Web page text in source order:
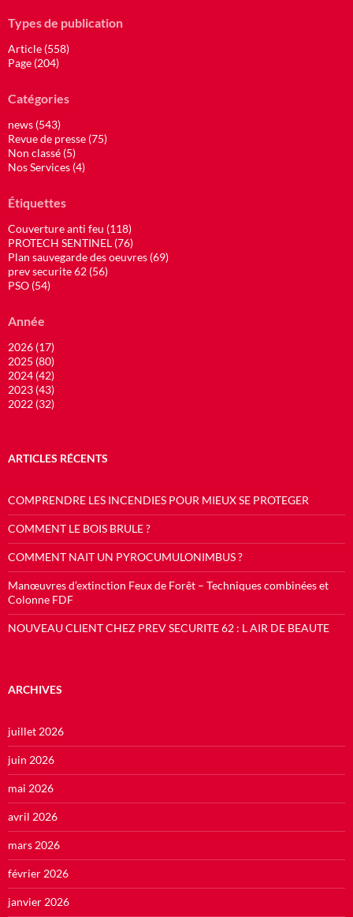
Types de publication
Article (558)
Page (204)
Catégories
news (543)
Revue de presse (75)
Non classé (5)
Nos Services (4)
Étiquettes
Couverture anti feu (118)
PROTECH SENTINEL (76)
Plan sauvegarde des oeuvres (69)
prev securite 62 (56)
PSO (54)
Année
2026 (17)
2025 (80)
2024 (42)
2023 (43)
2022 (32)
ARTICLES RÉCENTS
COMPRENDRE LES INCENDIES POUR MIEUX SE PROTEGER
COMMENT LE BOIS BRULE ?
COMMENT NAIT UN PYROCUMULONIMBUS ?
Manœuvres d’extinction Feux de Forêt – Techniques combinées et
Colonne FDF
NOUVEAU CLIENT CHEZ PREV SECURITE 62 : L AIR DE BEAUTE
ARCHIVES
juillet 2026
juin 2026
mai 2026
avril 2026
mars 2026
février 2026
janvier 2026